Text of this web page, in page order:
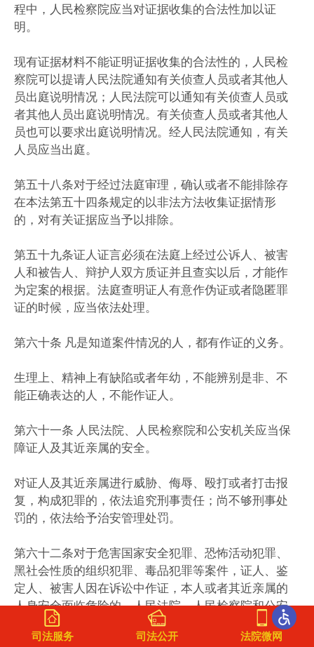
程中，人民检察院应当对证据收集的合法性加以证
明。
现有证据材料不能证明证据收集的合法性的，人民检
察院可以提请人民法院通知有关侦查人员或者其他人
员出庭说明情况；人民法院可以通知有关侦查人员或
者其他人员出庭说明情况。有关侦查人员或者其他人
员也可以要求出庭说明情况。经人民法院通知，有关
人员应当出庭。
第五十八条对于经过法庭审理，确认或者不能排除存
在本法第五十四条规定的以非法方法收集证据情形
的，对有关证据应当予以排除。
第五十九条证人证言必须在法庭上经过公诉人、被害
人和被告人、辩护人双方质证并且查实以后，才能作
为定案的根据。法庭查明证人有意作伪证或者隐匿罪
证的时候，应当依法处理。
第六十条 凡是知道案件情况的人，都有作证的义务。
生理上、精神上有缺陷或者年幼，不能辨别是非、不
能正确表达的人，不能作证人。
第六十一条 人民法院、人民检察院和公安机关应当保
障证人及其近亲属的安全。
对证人及其近亲属进行威胁、侮辱、殴打或者打击报
复，构成犯罪的，依法追究刑事责任；尚不够刑事处
罚的，依法给予治安管理处罚。
第六十二条对于危害国家安全犯罪、恐怖活动犯罪、
黑社会性质的组织犯罪、毒品犯罪等案件，证人、鉴
定人、被害人因在诉讼中作证，本人或者其近亲属的
人身安全面临危险的，人民法院、人民检察院和公安
机关应当采取以下一项或者多项保护措施：
司法服务 司法公开 法院微网